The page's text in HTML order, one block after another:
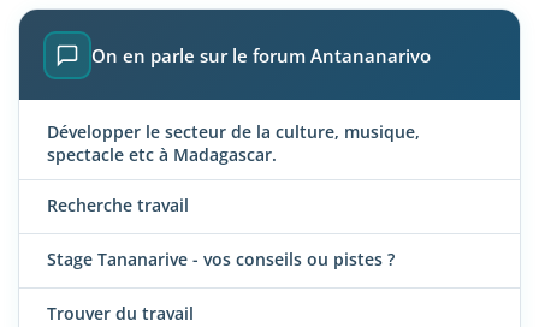
On en parle sur le forum Antananarivo
Développer le secteur de la culture, musique,
spectacle etc à Madagascar.
Recherche travail
Stage Tananarive - vos conseils ou pistes ?
Trouver du travail